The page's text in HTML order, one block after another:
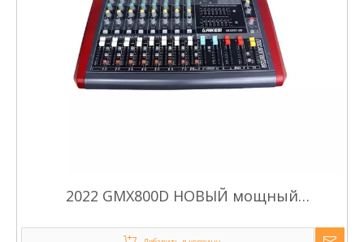
2022 GMX800D НОВЫЙ мощный